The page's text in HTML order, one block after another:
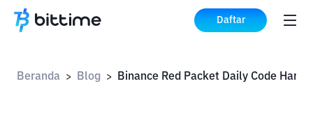
Daftar
Beranda > Blog >